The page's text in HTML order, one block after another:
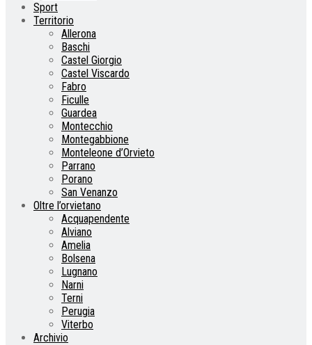
Sport
Territorio
Allerona
Baschi
Castel Giorgio
Castel Viscardo
Fabro
Ficulle
Guardea
Montecchio
Montegabbione
Monteleone d’Orvieto
Parrano
Porano
San Venanzo
Oltre l’orvietano
Acquapendente
Alviano
Amelia
Bolsena
Lugnano
Narni
Terni
Perugia
Viterbo
Archivio